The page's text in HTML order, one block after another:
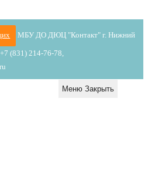
МБУ ДО ДЮЦ "Контакт" г. Нижний
(831) 214-76-78,
Меню Закрыть